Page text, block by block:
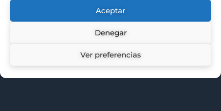
Aceptar
Denegar
Ver preferencias
para salir de la zona con vida.
¿Qué es El Quinto Pilar?